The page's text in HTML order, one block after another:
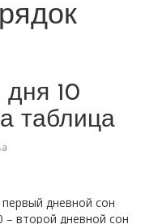
10
таблица
дневной сон
– второй дневной сон